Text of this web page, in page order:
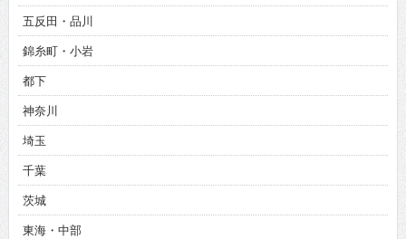
五反田・品川
錦糸町・小岩
都下
神奈川
埼玉
千葉
茨城
東海・中部